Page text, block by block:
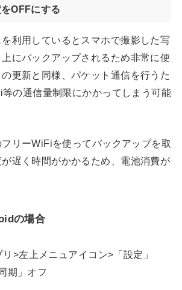
OFFにする
利用しているとスマホで撮影した写
にバックアップされるため非常に便
更新と同様、パケット通信を行うた
の通信量制限にかかってしまう可能
リーWiFiを使ってバックアップを取
遅く時間がかかるため、電池消費が
の場合
>左上メニュアイコン>「設定」
期」オフ